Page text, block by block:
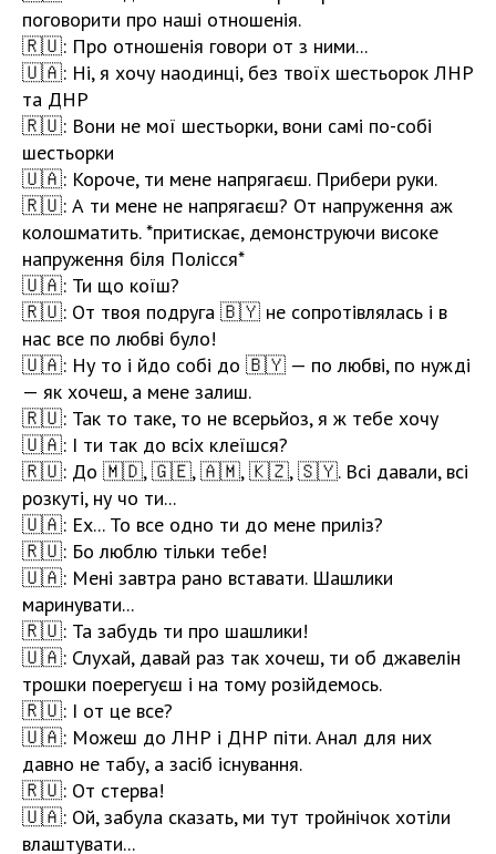
поговорити про наші отношенія.
🇷🇺: Про отношенія говори от з ними...
🇺🇦: Ні, я хочу наодинці, без твоїх шестьорок ЛНР
та ДНР
🇷🇺: Вони не мої шестьорки, вони самі по-собі
шестьорки
🇺🇦: Короче, ти мене напрягаєш. Прибери руки.
🇷🇺: А ти мене не напрягаєш? От напруження аж
колошматить. *притискає, демонструючи високе
напруження біля Полісся*
🇺🇦: Ти що коїш?
🇷🇺: От твоя подруга 🇧🇾 не сопротівлялась і в
нас все по любві було!
🇺🇦: Ну то і йдо собі до 🇧🇾 — по любві, по нужді
— як хочеш, а мене залиш.
🇷🇺: Так то таке, то не всерьйоз, я ж тебе хочу
🇺🇦: І ти так до всіх клеїшся?
🇷🇺: До 🇲🇩, 🇬🇪, 🇦🇲, 🇰🇿, 🇸🇾. Всі давали, всі
розкуті, ну чо ти...
🇺🇦: Ех... То все одно ти до мене приліз?
🇷🇺: Бо люблю тільки тебе!
🇺🇦: Мені завтра рано вставати. Шашлики
маринувати...
🇷🇺: Та забудь ти про шашлики!
🇺🇦: Слухай, давай раз так хочеш, ти об джавелін
трошки поерегуєш і на тому розійдемось.
🇷🇺: І от це все?
🇺🇦: Можеш до ЛНР і ДНР піти. Анал для них
давно не табу, а засіб існування.
🇷🇺: От стерва!
🇺🇦: Ой, забула сказать, ми тут тройнічок хотіли
влаштувати...